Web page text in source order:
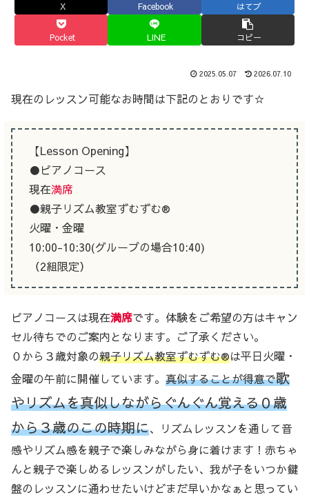
X Facebook はてブ
Pocket LINE コピー
2025.05.07 2026.07.10
現在のレッスン可能なお時間は下記のとおりです☆
【Lesson Opening】
●ピアノコース
現在満席
●親子リズム教室ずむずむ®
火曜・金曜
10:00-10:30(グループの場合10:40)
（2組限定）
ピアノコースは現在満席です。体験をご希望の方はキャン
セル待ちでのご案内となります。ご了承ください。
０から３歳対象の親子リズム教室ずむずむ®は平日火曜・
金曜の午前に開催しています。 真似することが得意で歌
やリズムを真似しながらぐんぐん覚える０歳
から３歳のこの時期に、リズムレッスンを通して音
感やリズム感を親子で楽しみながら身に着けます！赤ちゃ
んと親子で楽しめるレッスンがしたい、我が子をいつか鍵
盤のレッスンに通わせたいけどまだ早いかなぁと思ってい